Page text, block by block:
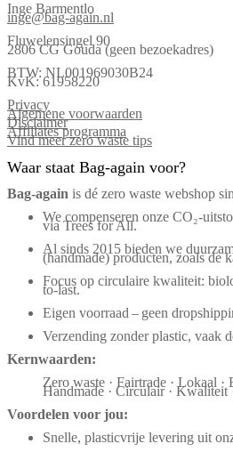
Inge Barmentlo
inge@bag-again.nl
Fluwelensingel 90
2806 CG Gouda (geen bezoekadres)
BTW: NL001969030B24
KvK: 61958220
Privacy
Algemene voorwaarden
Disclaimer
Affiliates programma
Vind meer zero waste tips
Waar staat Bag-again voor?
Bag‑again is dé zero waste webshop
We compenseren onze CO₂-
via Trees for All.
Al sinds 2015 bieden we
(handmade) producten, zoals de
Focus op circulaire kwaliteit:
to-last.
Eigen voorraad – geen
Verzending zonder plastic, vaak
Kernwaarden:
Zero waste · Fairtrade · Lokaal ·
Handmade · Circulair · Kwaliteit
Voordelen voor jou:
Snelle, plasticvrije levering uit